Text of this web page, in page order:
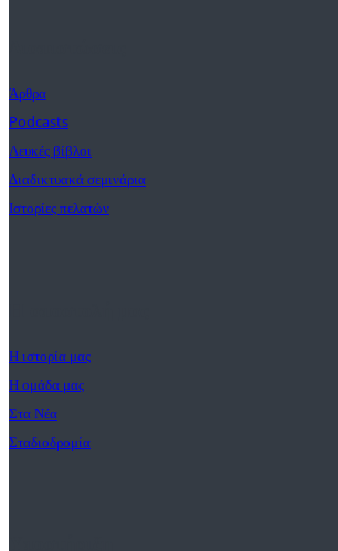
Άρθρα
Podcasts
Λευκές βίβλοι
Διαδικτυακά σεμινάρια
Ιστορίες πελατών
Η ιστορία μας
Η ομάδα μας
Στα Νέα
Σταδιοδρομία